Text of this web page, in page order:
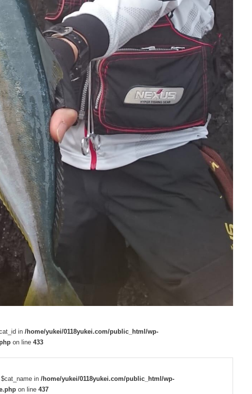
in /home/yukei/0118yukei.com/public_html/wp-
on line 433
in /home/yukei/0118yukei.com/public_html/wp-
on line 437